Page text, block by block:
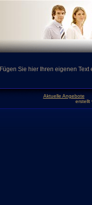
Fügen Sie hier Ihren eigenen Text
Aktuelle Angebote
erstellt